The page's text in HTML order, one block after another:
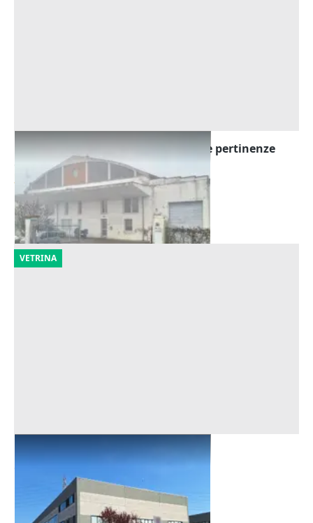
Asta Edificio artigianale con uffici e pertinenze
Lugo
Offerta minima
247.500 €
28/10/2026
VETRINA
Asta Capannone con uffici e corte
Ravenna (Ravenna)
1.125.600 €
25/09/2026